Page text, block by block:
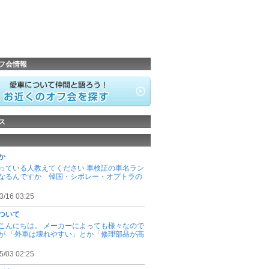
会情報
ている人教えてください 車検証の車名ラン
るんですか 韓国・シボレー・オプトラの
16 03:25
いて
んにちは。 メーカーによっても様々なので
「外車は壊れやすい」とか「修理部品が高
03 02:25